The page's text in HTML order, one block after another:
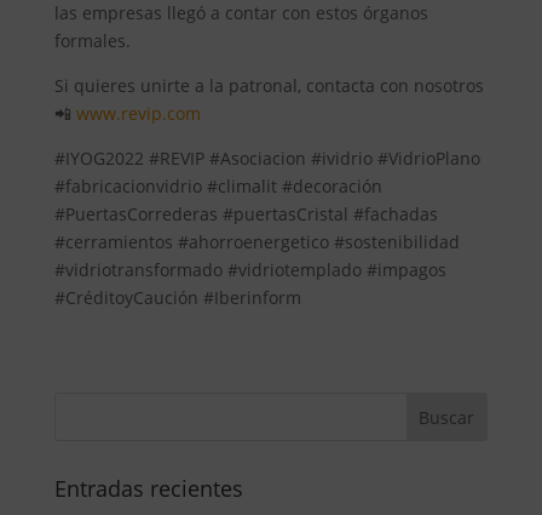
las empresas llegó a contar con estos órganos
formales.
Si quieres unirte a la patronal, contacta con nosotros
📲 www.revip.com
#IYOG2022 #REVIP #Asociacion #ividrio #VidrioPlano
#fabricacionvidrio #climalit #decoración
#PuertasCorrederas #puertasCristal #fachadas
#cerramientos #ahorroenergetico #sostenibilidad
#vidriotransformado #vidriotemplado #impagos
#CréditoyCaución #Iberinform
Entradas recientes